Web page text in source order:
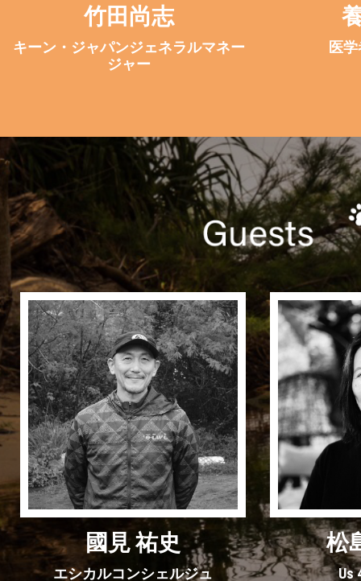
竹田尚志
キーン・ジャパンジェネラルマネー
ジャー
医
國見 祐史
エシカルコンシェルジュ
松
Us